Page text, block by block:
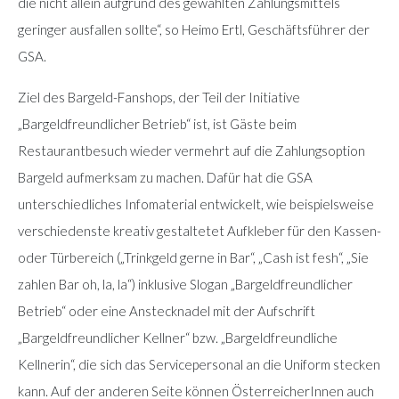
geringer ausfallen sollte“, so Heimo Ertl, Geschäftsführer der
GSA.
Ziel des Bargeld-Fanshops, der Teil der Initiative
„Bargeldfreundlicher Betrieb“ ist, ist Gäste beim
Restaurantbesuch wieder vermehrt auf die Zahlungsoption
Bargeld aufmerksam zu machen. Dafür hat die GSA
unterschiedliches Infomaterial entwickelt, wie beispielsweise
verschiedenste kreativ gestaltetet Aufkleber für den Kassen-
oder Türbereich („Trinkgeld gerne in Bar“, „Cash ist fesh“, „Sie
zahlen Bar oh, la, la“) inklusive Slogan „Bargeldfreundlicher
Betrieb“ oder eine Anstecknadel mit der Aufschrift
„Bargeldfreundlicher Kellner“ bzw. „Bargeldfreundliche
Kellnerin“, die sich das Servicepersonal an die Uniform stecken
kann. Auf der anderen Seite können ÖsterreicherInnen auch